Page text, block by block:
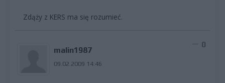
Zdąży z KERS ma się rozumieć.
malin1987
09.02.2009 14:46
0